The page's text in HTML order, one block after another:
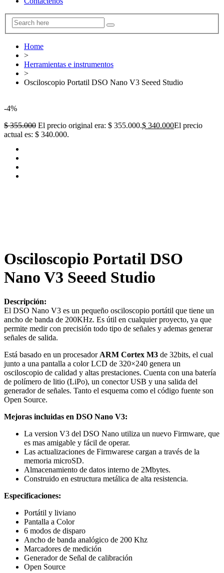
Home
>
Herramientas e instrumentos
>
Osciloscopio Portatil DSO Nano V3 Seeed Studio
-4%
$355.000 El precio original era: $ 355.000.$ 340.000El precio
actual es: $ 340.000.
Osciloscopio Portatil DSO
Nano V3 Seeed Studio
Descripción:
El DSO Nano V3 es un pequeño osciloscopio portátil que tiene un
ancho de banda de 200KHz. Es útil en cualquier proyecto, ya que
permite medir con precisión todo tipo de señales y ademas generar
señales de salida.
Está basado en un procesador ARM Cortex M3 de 32bits, el cual
junto a una pantalla a color LCD de 320×240 genera un
osciloscopio de calidad y altas prestaciones. Cuenta con una batería
de polímero de litio (LiPo), un conector USB y una salida del
generador de señales. Tanto el esquema como el código fuente son
Open Source.
Mejoras incluidas en DSO Nano V3:
La version V3 del DSO Nano utiliza un nuevo Firmware, que
es mas amigable y fácil de operar.
Las actualizaciones de Firmwarese cargan a través de la
memoria microSD.
Almacenamiento de datos interno de 2Mbytes.
Construido en estructura metálica de alta resistencia.
Especificaciones:
Portátil y liviano
Pantalla a Color
6 modos de disparo
Ancho de banda analógico de 200 Khz
Marcadores de medición
Generador de Señal de calibración
Open Source